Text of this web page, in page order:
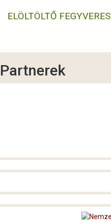
ELÖLTÖLTŐ FEGYVERES
Partnerek